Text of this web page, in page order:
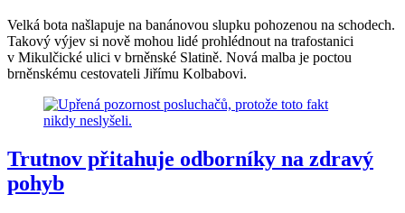
Velká bota našlapuje na banánovou slupku pohozenou na schodech.
Takový výjev si nově mohou lidé prohlédnout na trafostanici
v Mikulčické ulici v brněnské Slatině. Nová malba je poctou
brněnskému cestovateli Jiřímu Kolbabovi.
Trutnov přitahuje odborníky na zdravý
pohyb